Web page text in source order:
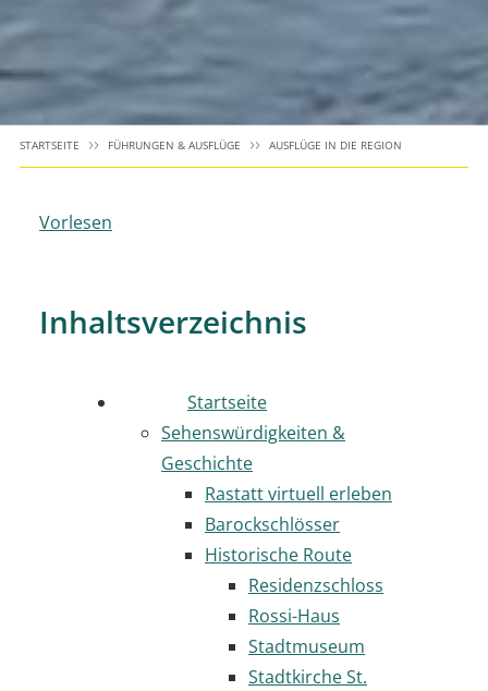
STARTSEITE FÜHRUNGEN & AUSFLÜGE AUSFLÜGE IN DIE REGION
Vorlesen
Inhaltsverzeichnis
Startseite
Sehenswürdigkeiten &
Geschichte
Rastatt virtuell erleben
Barockschlösser
Historische Route
Residenzschloss
Rossi-Haus
Stadtmuseum
Stadtkirche St.